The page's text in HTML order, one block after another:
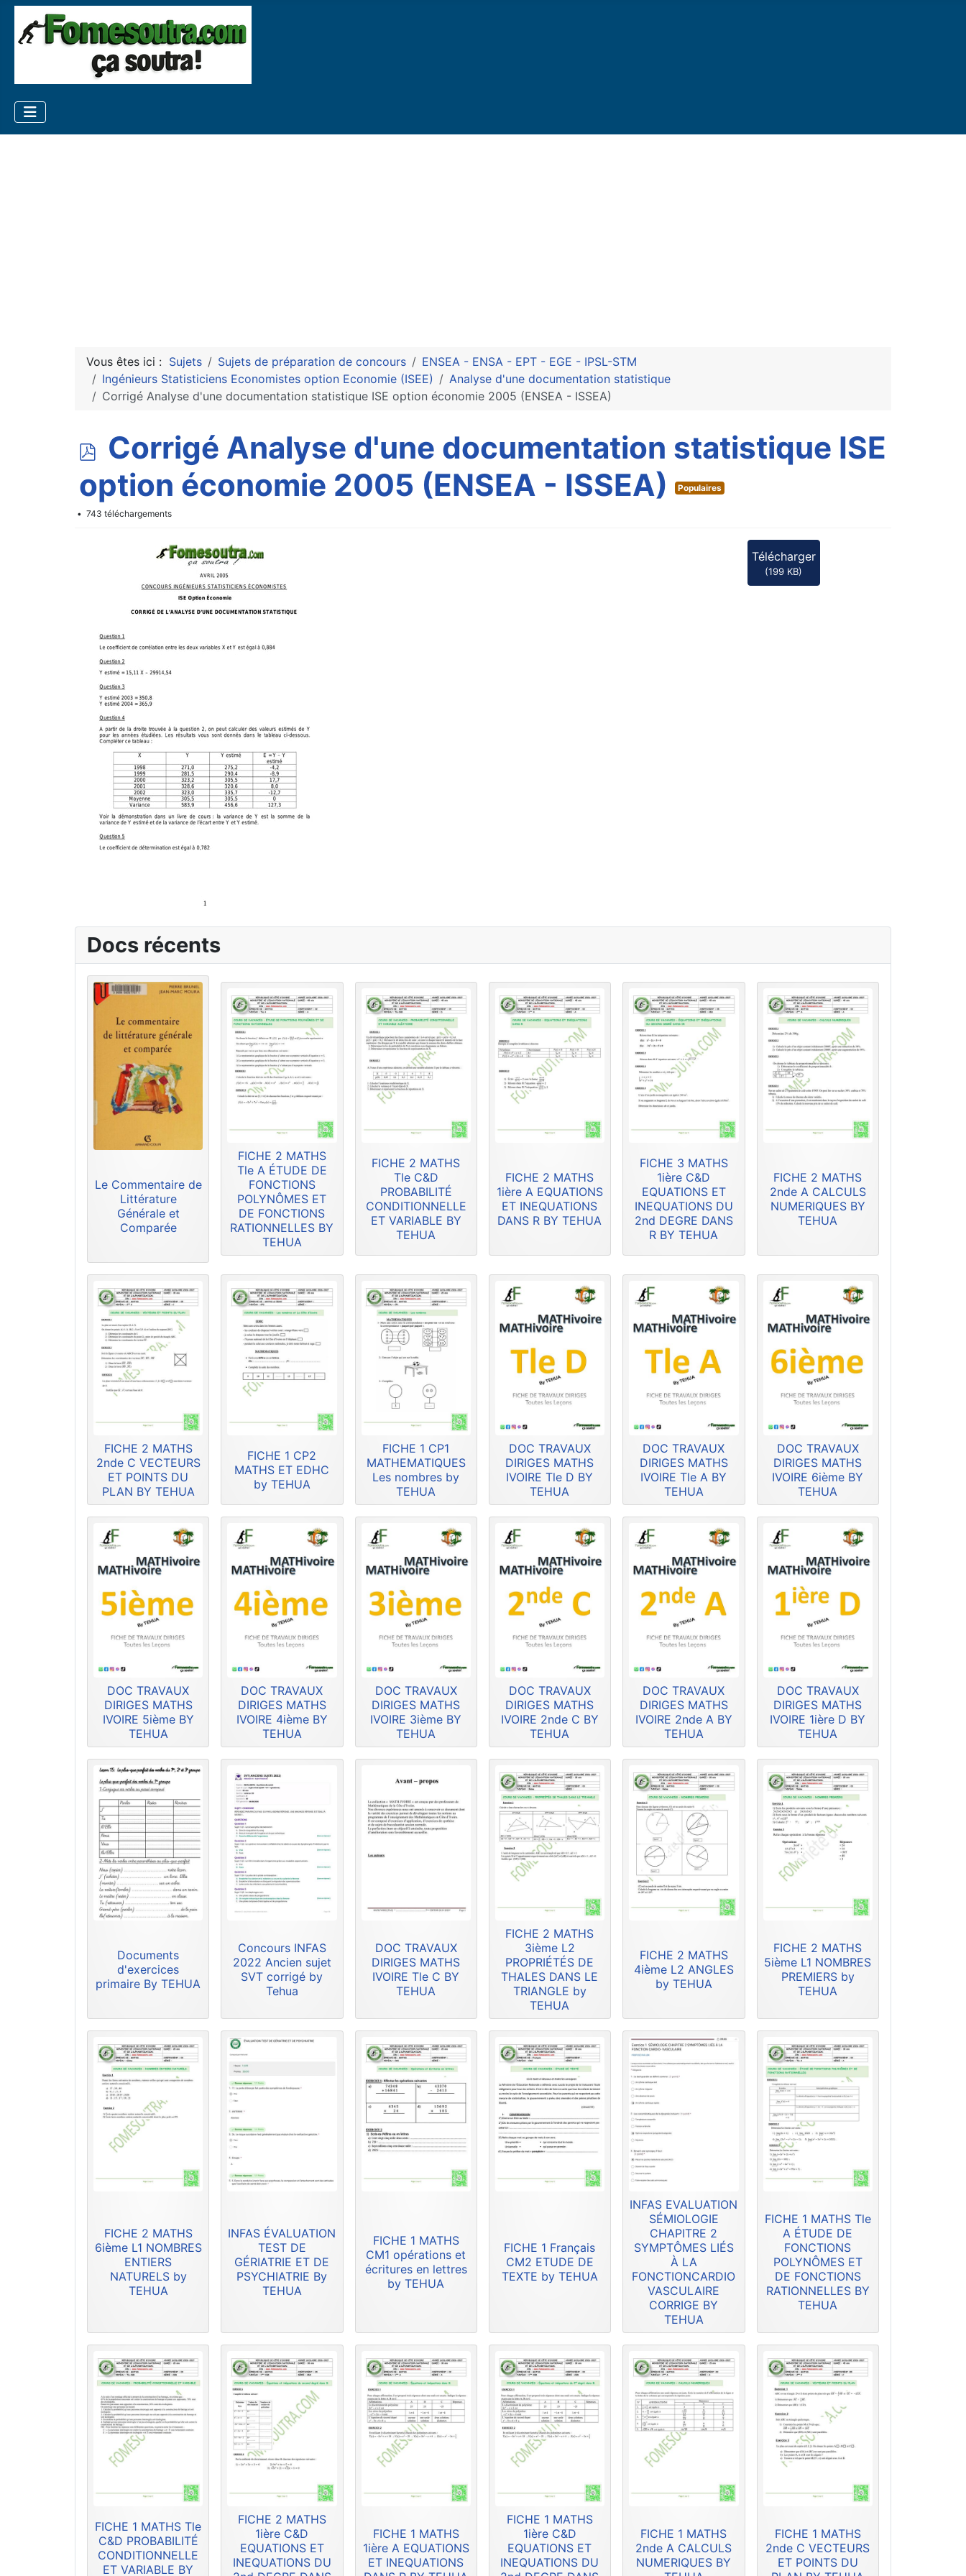
Vous êtes ici : Sujets Sujets de préparation de concours
ENSEA - ENSA - EPT - EGE - IPSL-STM
Ingénieurs Statisticiens Economistes option Economie (ISEE)
Analyse d'une documentation statistique
Corrigé Analyse d'une documentation statistique ISE option économie 2005 (ENSEA - ISSEA)
p
d
f
Corrigé Analyse d'une documentation statistique ISE
option économie 2005 (ENSEA - ISSEA)
Populaires
743 téléchargements
Télécharger
(199 KB)
Docs récents
Le Commentaire de
Littérature
Générale et
Comparée
FICHE 2 MATHS
Tle A ÉTUDE DE
FONCTIONS
POLYNÔMES ET
DE FONCTIONS
RATIONNELLES BY
TEHUA
FICHE 2 MATHS
Tle C&D
PROBABILITÉ
CONDITIONNELLE
ET VARIABLE BY
TEHUA
FICHE 2 MATHS
1ière A EQUATIONS
ET INEQUATIONS
DANS R BY TEHUA
FICHE 3 MATHS
1ière C&D
EQUATIONS ET
INEQUATIONS DU
2nd DEGRE DANS
R BY TEHUA
FICHE 2 MATHS
2nde A CALCULS
NUMERIQUES BY
TEHUA
FICHE 2 MATHS
2nde C VECTEURS
ET POINTS DU
PLAN BY TEHUA
FICHE 1 CP2
MATHS ET EDHC
by TEHUA
FICHE 1 CP1
MATHEMATIQUES
Les nombres by
TEHUA
DOC TRAVAUX
DIRIGES MATHS
IVOIRE Tle D BY
TEHUA
DOC TRAVAUX
DIRIGES MATHS
IVOIRE Tle A BY
TEHUA
DOC TRAVAUX
DIRIGES MATHS
IVOIRE 6ième BY
TEHUA
DOC TRAVAUX
DIRIGES MATHS
IVOIRE 5ième BY
TEHUA
DOC TRAVAUX
DIRIGES MATHS
IVOIRE 4ième BY
TEHUA
DOC TRAVAUX
DIRIGES MATHS
IVOIRE 3ième BY
TEHUA
DOC TRAVAUX
DIRIGES MATHS
IVOIRE 2nde C BY
TEHUA
DOC TRAVAUX
DIRIGES MATHS
IVOIRE 2nde A BY
TEHUA
DOC TRAVAUX
DIRIGES MATHS
IVOIRE 1ière D BY
TEHUA
Documents
d'exercices
primaire By TEHUA
Concours INFAS
2022 Ancien sujet
SVT corrigé by
Tehua
DOC TRAVAUX
DIRIGES MATHS
IVOIRE Tle C BY
TEHUA
FICHE 2 MATHS
3ième L2
PROPRIÉTÉS DE
THALES DANS LE
TRIANGLE by
TEHUA
FICHE 2 MATHS
4ième L2 ANGLES
by TEHUA
FICHE 2 MATHS
5ième L1 NOMBRES
PREMIERS by
TEHUA
FICHE 2 MATHS
6ième L1 NOMBRES
ENTIERS
NATURELS by
TEHUA
INFAS ÉVALUATION
TEST DE
GÉRIATRIE ET DE
PSYCHIATRIE By
TEHUA
FICHE 1 MATHS
CM1 opérations et
écritures en lettres
by TEHUA
FICHE 1 Français
CM2 ETUDE DE
TEXTE by TEHUA
INFAS EVALUATION
SÉMIOLOGIE
CHAPITRE 2
SYMPTÔMES LIÉS
À LA
FONCTIONCARDIO
VASCULAIRE
CORRIGE BY
TEHUA
FICHE 1 MATHS Tle
A ÉTUDE DE
FONCTIONS
POLYNÔMES ET
DE FONCTIONS
RATIONNELLES BY
TEHUA
FICHE 1 MATHS Tle
C&D PROBABILITÉ
CONDITIONNELLE
ET VARIABLE BY
FICHE 2 MATHS
1ière C&D
EQUATIONS ET
INEQUATIONS DU
FICHE 1 MATHS
1ière A EQUATIONS
ET INEQUATIONS
FICHE 1 MATHS
1ière C&D
EQUATIONS ET
INEQUATIONS DU
FICHE 1 MATHS
2nde A CALCULS
NUMERIQUES BY
FICHE 1 MATHS
2nde C VECTEURS
ET POINTS DU